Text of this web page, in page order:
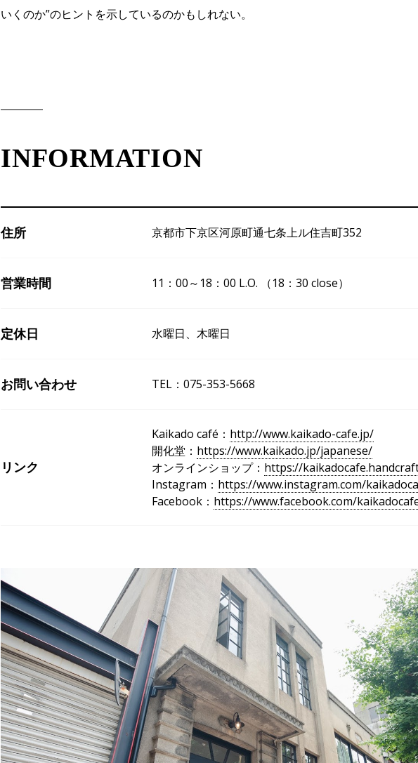
いくのか”のヒントを示しているのかもしれない。
INFORMATION
住所 京都市下京区河原町通七条上ル住吉町352
営業時間 11：00～18：00 L.O. （18：30 close）
定休日 水曜日、木曜日
お問い合わせ TEL：075-353-5668
リンク
Kaikado café： http://www.kaikado-cafe.jp/
開化堂： https://www.kaikado.jp/japanese/
オンラインショップ： https://
Instagram： https://www.instagram.com/
Facebook： https://www.facebook.com/